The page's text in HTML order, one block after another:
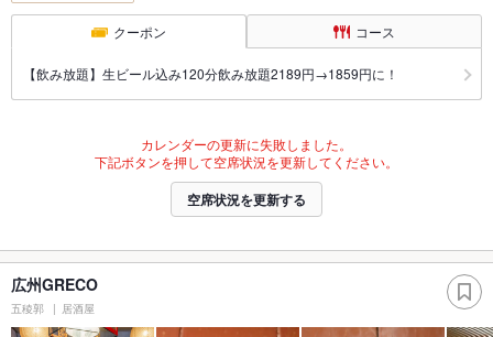
クーポン コース
【飲み放題】生ビール込み120分飲み放題2189円→1859円に！
カレンダーの更新に失敗しました。
下記ボタンを押して空席状況を更新してください。
空席状況を更新する
広州GRECO
五稜郭 居酒屋